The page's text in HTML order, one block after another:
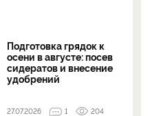
Подготовка грядок к
осени в августе: посев
сидератов и внесение
удобрений
27.07.2026 1 204